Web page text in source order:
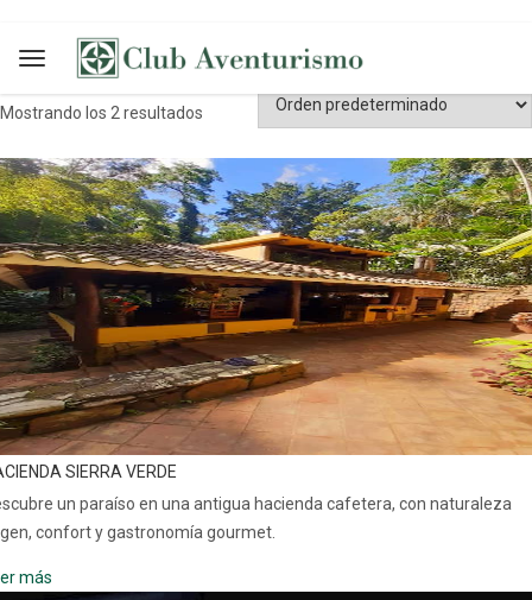
naturaleza
Mostrando los 2 resultados
SIERRA VERDE
un paraíso en una antigua hacienda cafetera, con naturaleza
confort y gastronomía gourmet.
más